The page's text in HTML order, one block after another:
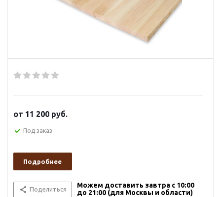
от 11 200 руб.
Под заказ
Подробнее
Поделиться
Можем доставить завтра с 10:00
до 21:00 (для Москвы и области)